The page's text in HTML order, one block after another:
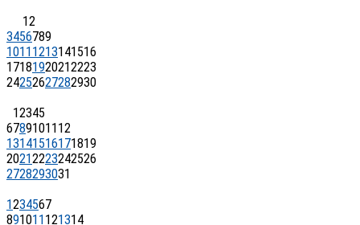
12
3456789
1011 1213141516
17181920212223
24252627282930
12345
67891011 12
13141516171819
20212223242526
2728293031
1234567
891011 121314